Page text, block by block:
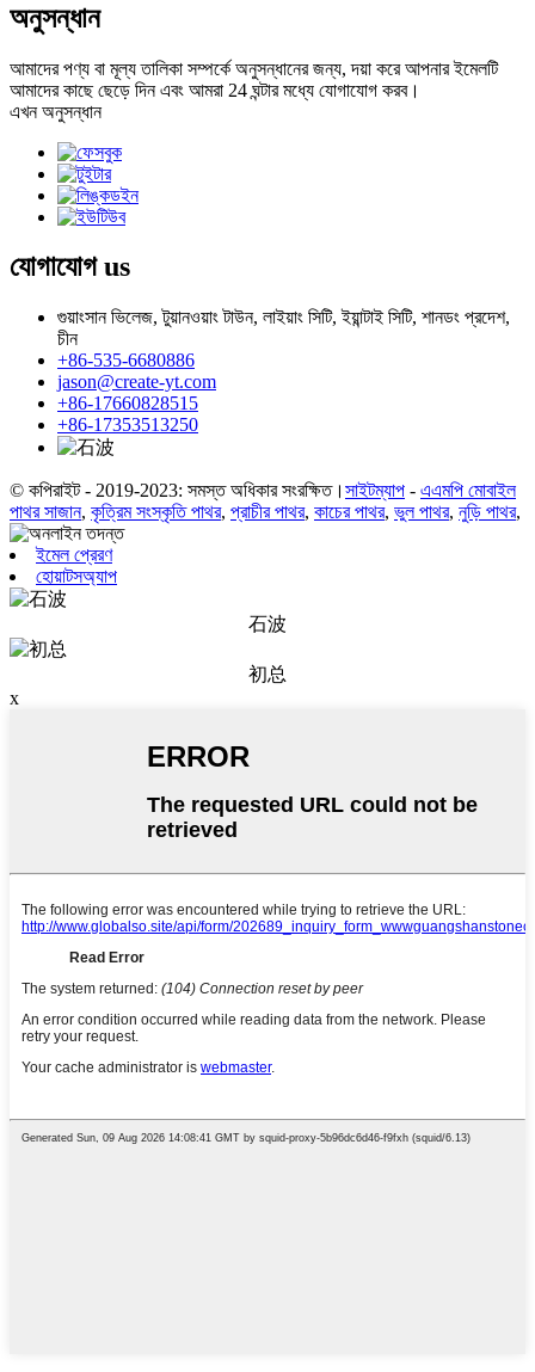
অনুসন্ধান
আমাদের পণ্য বা মূল্য তালিকা সম্পর্কে অনুসন্ধানের জন্য, দয়া করে আপনার ইমেলটি
আমাদের কাছে ছেড়ে দিন এবং আমরা 24 ঘন্টার মধ্যে যোগাযোগ করব।
এখন অনুসন্ধান
যোগাযোগus
গুয়াংসান ভিলেজ, টুয়ানওয়াং টাউন, লাইয়াং সিটি, ইয়ান্টাই সিটি, শানডং প্রদেশ,
চীন
+86-535-6680886
jason@create-yt.com
+86-17660828515
+86-17353513250
© কপিরাইট - 2019-2023: সমস্ত অধিকার সংরক্ষিত। সাইটম্যাপ - এএমপি মোবাইল
পাথর সাজান, কৃত্রিম সংস্কৃতি পাথর, প্রাচীর পাথর, কাচের পাথর, ভুল পাথর, নুড়ি পাথর,
ইমেল প্রেরণ
হোয়াটসঅ্যাপ
石波
初总
x